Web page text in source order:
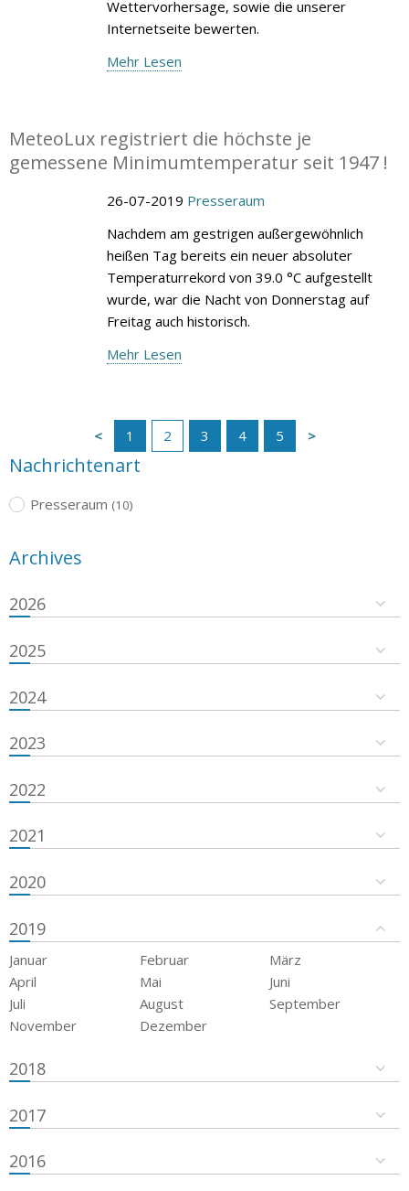
Wettervorhersage, sowie die unserer
Internetseite bewerten.
Mehr Lesen
MeteoLux registriert die höchste je
gemessene Minimumtemperatur seit 1947 !
26-07-2019 Presseraum
Nachdem am gestrigen außergewöhnlich
heißen Tag bereits ein neuer absoluter
Temperaturrekord von 39.0 °C aufgestellt
wurde, war die Nacht von Donnerstag auf
Freitag auch historisch.
Mehr Lesen
1 2 3 4 5
Nachrichtenart
Presseraum (10)
Archives
2026
2025
2024
2023
2022
2021
2020
2019
Januar Februar
März
April
Mai
Juni
Juli
August
September
November
Dezember
2018
2017
2016